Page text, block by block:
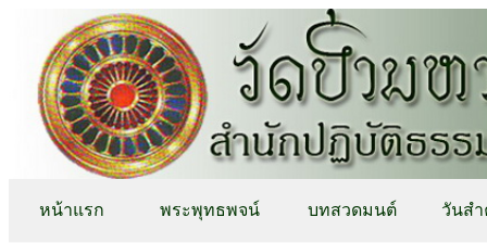
หน้าแรก พระพุทธพจน์ บทสวดมนต์ วันส